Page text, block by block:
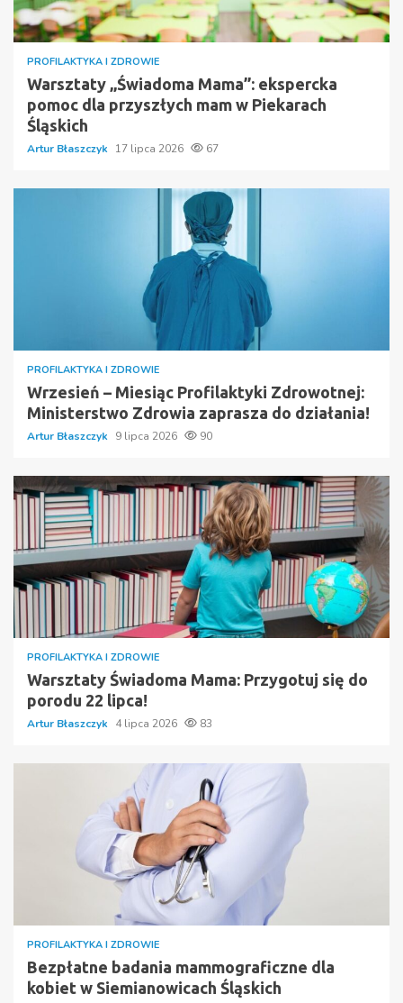
PROFILAKTYKA I ZDROWIE
Warsztaty „Świadoma Mama”: ekspercka
pomoc dla przyszłych mam w Piekarach
Śląskich
Artur Błaszczyk 17 lipca 2026 67
PROFILAKTYKA I ZDROWIE
Wrzesień – Miesiąc Profilaktyki Zdrowotnej:
Ministerstwo Zdrowia zaprasza do działania!
Artur Błaszczyk 9 lipca 2026 90
PROFILAKTYKA I ZDROWIE
Warsztaty Świadoma Mama: Przygotuj się do
porodu 22 lipca!
Artur Błaszczyk 4 lipca 2026 83
PROFILAKTYKA I ZDROWIE
Bezpłatne badania mammograficzne dla
kobiet w Siemianowicach Śląskich